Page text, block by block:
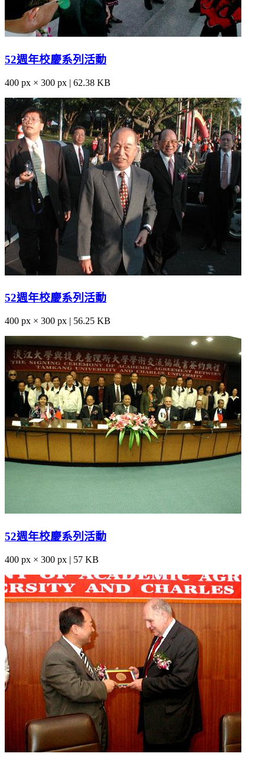
52週年校慶系列活動
400 px × 300 px | 62.38 KB
52週年校慶系列活動
400 px × 300 px | 56.25 KB
52週年校慶系列活動
400 px × 300 px | 57 KB